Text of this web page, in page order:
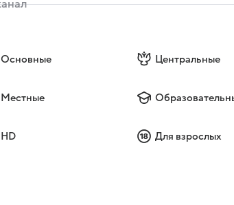
Основные Центральные
Местные
HD Для взрослых